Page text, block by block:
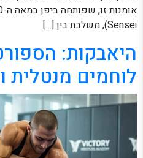
Sensei), משלבת בין […]
היאבקות:
לוחמים מנטלית